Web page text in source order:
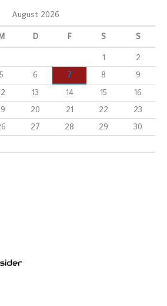
August 2026
D F S S
1
2
5 6 7 8
9
13 14 15
16
20 21 22
23
27 28 29
30